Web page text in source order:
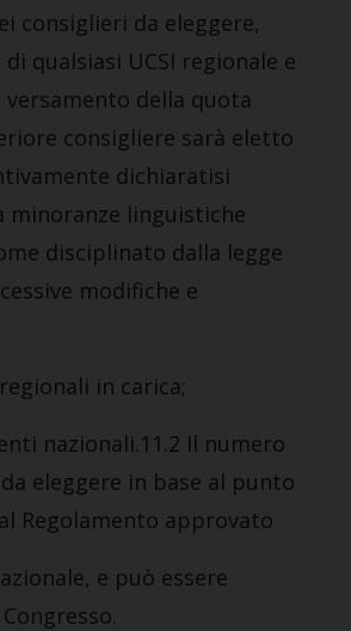
consiglieri da eleggere,
qualsiasi UCSI regionale e
della quota
consigliere sarà eletto
dichiaratisi
minoranze linguistiche
disciplinato dalla legge
modifiche e
in carica;
nazionali.11.2 Il numero
eleggere in base al punto
Regolamento approvato
e può essere